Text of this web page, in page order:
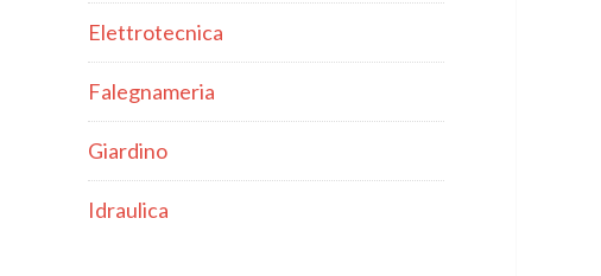
Elettrotecnica
Falegnameria
Giardino
Idraulica